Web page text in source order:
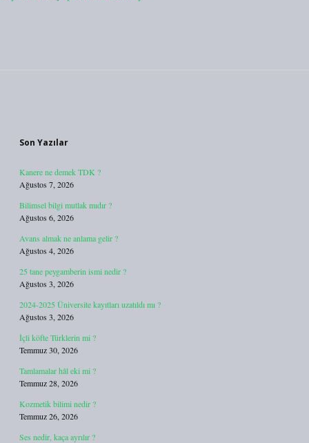
Son Yazılar
Kanere ne demek TDK ?
Ağustos 7, 2026
Bilimsel bilgi mutlak mıdır ?
Ağustos 6, 2026
Avans almak ne anlama gelir ?
Ağustos 4, 2026
25 tane peygamberin ismi nedir ?
Ağustos 3, 2026
2024-2025 Üniversite kayıtları uzatıldı mı ?
Ağustos 3, 2026
İçli köfte Türklerin mi ?
Temmuz 30, 2026
Tamlamalar hâl eki mi ?
Temmuz 28, 2026
Kozmetik bilimi nedir ?
Temmuz 26, 2026
Ses nedir, kaça ayrılır ?